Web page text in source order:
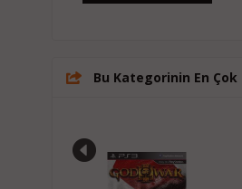
Bu Kategorinin En Çok